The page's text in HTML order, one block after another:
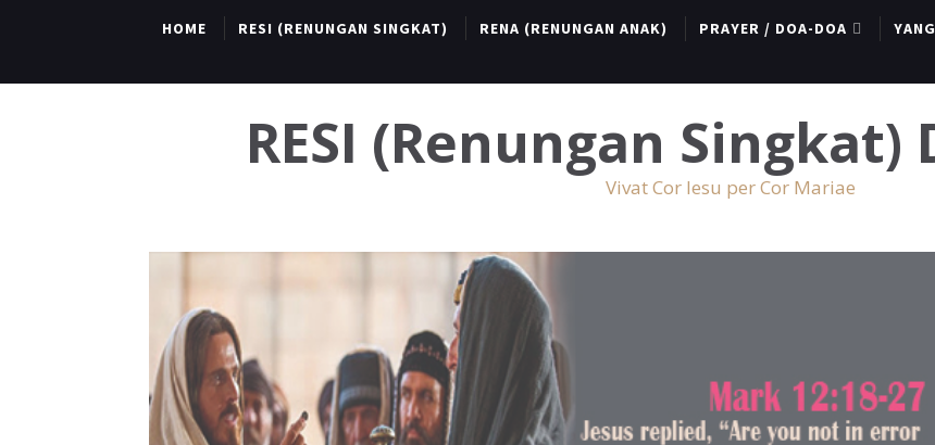
HOME RESI (RENUNGAN SINGKAT) RENA (RENUNGAN ANAK) PRAYER / DOA-DOA
RESI (Renungan Singkat)
Vivat Cor Iesu per Cor Mariae